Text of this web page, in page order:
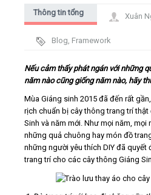
Video
Kiến thức
Liên hệ - Đăng ký
Thông tin tổng
Xuân
Blog, Framework
Nếu cảm thấy phát ngán với những
năm nào cũng giống năm nào, hãy
Mùa Giáng sinh 2015 đã đến rất
rịch chuẩn bị cây thông trang trí
Sinh và năm mới. Như mọi năm,
những quả chuông hay món đồ
những người yêu thích DIY đã
trang trí cho các cây thông Giáng